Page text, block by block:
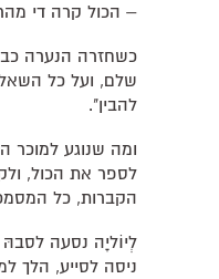
– הכול קרה די
כשחזרה הנערה
שלם, ועל כל
להבין".
ומה שנוגע למוכר
לספר את הכול,
הקברות, כל
לְיוֹליָה נסעה
ניסה לסייע, הלך